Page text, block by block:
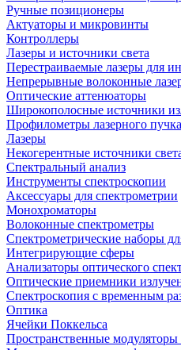
Ручные позиционеры
Актуаторы и микровинты
Контроллеры
Лазеры и источники света
Перестраиваемые лазеры для
Непрерывные волоконные
Оптические аттенюаторы
Широкополосные источники
Профилометры лазерного пучка
Лазеры
Некогерентные источники
Спектральный анализ
Инструменты спектроскопии
Аксессуары для спектрометрии
Монохроматоры
Волоконные спектрометры
Спектрометрические наборы
Интегрирующие сферы
Анализаторы оптического
Оптические приемники
Спектроскопия с временным
Оптика
Ячейки Поккельса
Пространственные модуляторы